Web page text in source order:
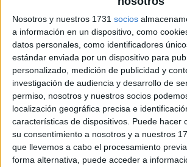
Nosotros y nuestros 1731 socios
a información en un dispositivo, como
datos personales, como identificadores
estándar enviada por un dispositivo para
personalizado, medición de publicidad y
investigación de audiencia y desarrollo de
permiso, nosotros y nuestros socios
localización geográfica precisa e
características de dispositivos. Puede hacer
su consentimiento a nosotros y a nuestros
que llevemos a cabo el procesamiento
forma alternativa, puede acceder a
Pulsa sobre el enlace para
archivo: